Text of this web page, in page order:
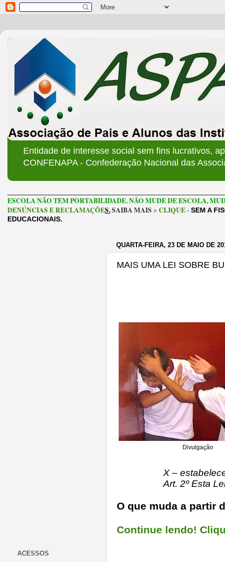
Entidade de interesse social sem fins lucrativos,
CONFENAPA - Confederação Nacional das
ESCOLA NÃO TEM PORTABILIDADE. NÃO MUDE DE ESCOLA,
DENÚNCIAS E RECLAMAÇÕES.SAIBA MAIS > CLIQUE- SEM A
EDUCACIONAIS.
QUARTA-FEIRA, 23 DE MAIO DE
MAIS UMA LEI SOBRE
Divulgação
X –
Art. 2º Esta
O que muda a partir
Continue lendo!
ACESSOS